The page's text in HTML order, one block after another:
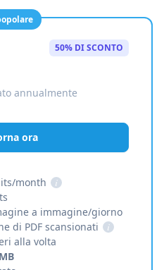
50% DI SCONTO
annualmente
ora
month
i
a immagine/giorno
di PDF scansionati
i
alla volta